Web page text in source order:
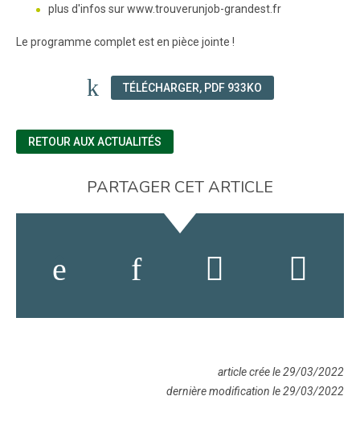
plus d'infos sur www.trouverunjob-grandest.fr
Le programme complet est en pièce jointe !
TÉLÉCHARGER, PDF 933KO
RETOUR AUX ACTUALITÉS
PARTAGER CET ARTICLE
article crée le 29/03/2022
dernière modification le 29/03/2022